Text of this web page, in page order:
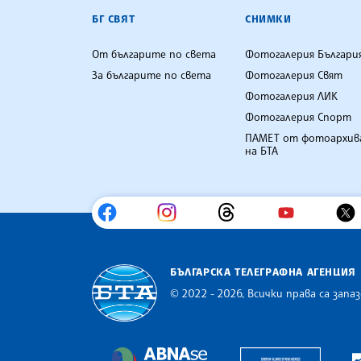
БГ СВЯТ
От българите по света
За българите по света
СНИМКИ
Фотогалерия
Фотогалерия Свят
Фотогалерия ЛИК
Фотогалерия Спорт
ПАМЕТ от
на БТА
БЪЛГАРСКА ТЕЛЕГРАФНА АГЕНЦИЯ
© 2022 - 2026, Всички права са
The Assocoation of the